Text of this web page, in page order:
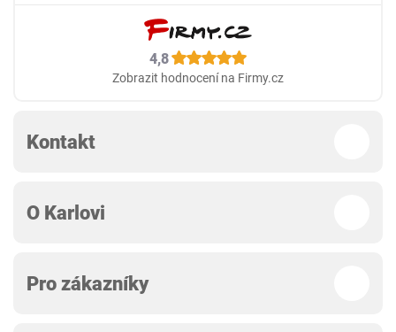
4,8
Zobrazit hodnocení na Firmy.cz
Kontakt
O Karlovi
Pro zákazníky